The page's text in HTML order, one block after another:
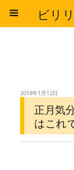
ビリ
2018年1月12日
正月気
はこれ